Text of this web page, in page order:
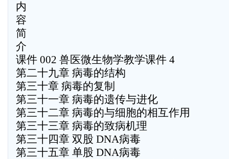
内
容
简
介
课件 002 兽医微生物学教学课件 4
第二十九章 病毒的结构
第三十章 病毒的复制
第三十一章 病毒的遗传与进化
第三十二章 病毒的与细胞的相互作用
第三十三章 病毒的致病机理
第三十四章 双股 DNA病毒
第三十五章 单股 DNA病毒